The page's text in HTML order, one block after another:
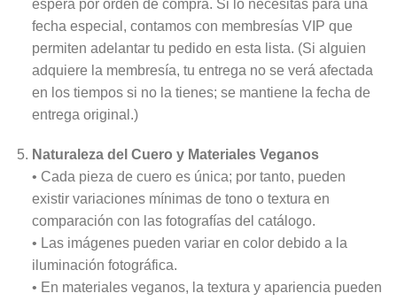
espera por orden de compra. Si lo necesitas para una
fecha especial, contamos con membresías VIP que
permiten adelantar tu pedido en esta lista. (Si alguien
adquiere la membresía, tu entrega no se verá afectada
en los tiempos si no la tienes; se mantiene la fecha de
entrega original.)
Naturaleza del Cuero y Materiales Veganos
• Cada pieza de cuero es única; por tanto, pueden
existir variaciones mínimas de tono o textura en
comparación con las fotografías del catálogo.
• Las imágenes pueden variar en color debido a la
iluminación fotográfica.
• En materiales veganos, la textura y apariencia pueden